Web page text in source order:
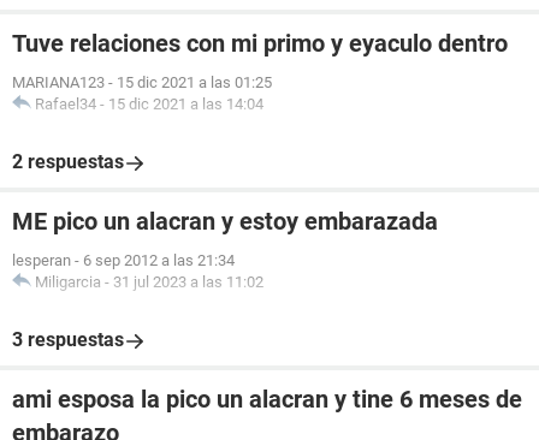
Tuve relaciones con mi primo y eyaculo dentro
MARIANA123 - 15 dic 2021 a las 01:25
Rafael34 - 15 dic 2021 a las 14:04
2 respuestas
ME pico un alacran y estoy embarazada
lesperan - 6 sep 2012 a las 21:34
Miligarcia - 31 jul 2023 a las 11:02
3 respuestas
ami esposa la pico un alacran y tine 6 meses de
embarazo